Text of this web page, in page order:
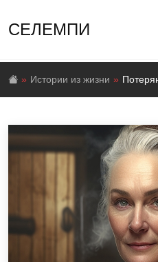
СЕЛЕМПИ
Истории из жизни